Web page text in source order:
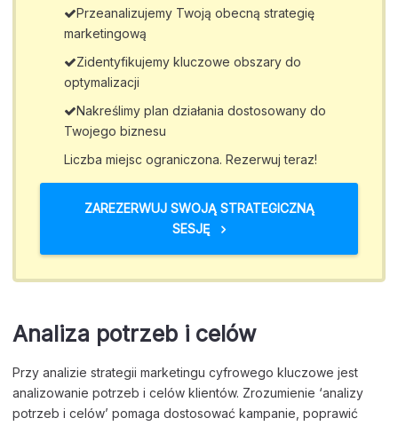
Przeanalizujemy Twoją obecną strategię
marketingową
Zidentyfikujemy kluczowe obszary do
optymalizacji
Nakreślimy plan działania dostosowany do
Twojego biznesu
Liczba miejsc ograniczona. Rezerwuj teraz!
ZAREZERWUJ SWOJĄ STRATEGICZNĄ
SESJĘ
Analiza potrzeb i celów
Przy analizie strategii marketingu cyfrowego kluczowe jest
analizowanie potrzeb i celów klientów. Zrozumienie ‘analizy
potrzeb i celów’ pomaga dostosować kampanie, poprawić